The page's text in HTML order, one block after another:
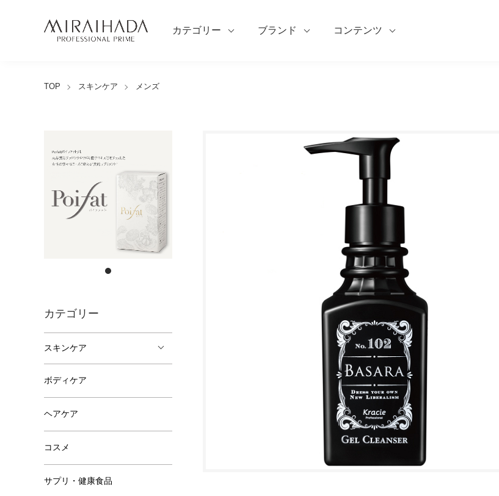
カテゴリー ブランド コンテンツ
TOP スキンケア メンズ
カテゴリー
スキンケア
ボディケア
ヘアケア
コスメ
サプリ・健康食品